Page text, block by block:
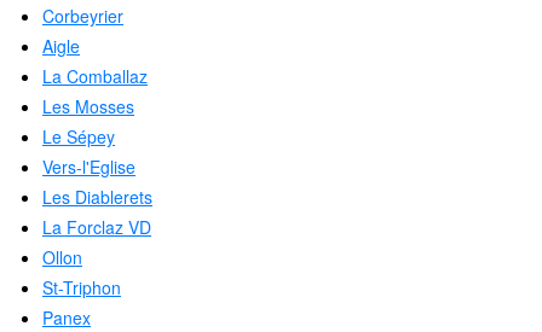
Corbeyrier
Aigle
La Comballaz
Les Mosses
Le Sépey
Vers-l'Eglise
Les Diablerets
La Forclaz VD
Ollon
St-Triphon
Panex